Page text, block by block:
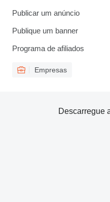
Publicar um anúncio
Publique um banner
Programa de afiliados
Empresas
Descarregue